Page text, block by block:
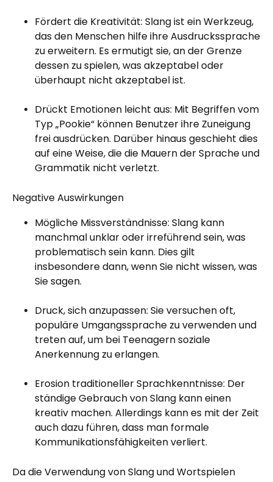
Fördert die Kreativität: Slang ist ein Werkzeug,
das den Menschen hilfe ihre Ausdruckssprache
zu erweitern. Es ermutigt sie, an der Grenze
dessen zu spielen, was akzeptabel oder
überhaupt nicht akzeptabel ist.
Drückt Emotionen leicht aus: Mit Begriffen vom
Typ „Pookie“ können Benutzer ihre Zuneigung
frei ausdrücken. Darüber hinaus geschieht dies
auf eine Weise, die die Mauern der Sprache und
Grammatik nicht verletzt.
Negative Auswirkungen
Mögliche Missverständnisse: Slang kann
manchmal unklar oder irreführend sein, was
problematisch sein kann. Dies gilt
insbesondere dann, wenn Sie nicht wissen, was
Sie sagen.
Druck, sich anzupassen: Sie versuchen oft,
populäre Umgangssprache zu verwenden und
treten auf, um bei Teenagern soziale
Anerkennung zu erlangen.
Erosion traditioneller Sprachkenntnisse: Der
ständige Gebrauch von Slang kann einen
kreativ machen. Allerdings kann es mit der Zeit
auch dazu führen, dass man formale
Kommunikationsfähigkeiten verliert.
Da die Verwendung von Slang und Wortspielen